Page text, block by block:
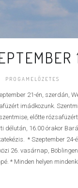
PROGAMELŐZETES
21-én, szerdán,
imádkozunk.
előtte
délután, 16.00 órakor
* Szeptember
26. vasárnap,
* Minden helyen